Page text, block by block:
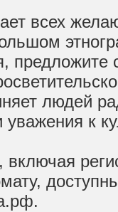
всех
предложите
людей
уважения к
включая